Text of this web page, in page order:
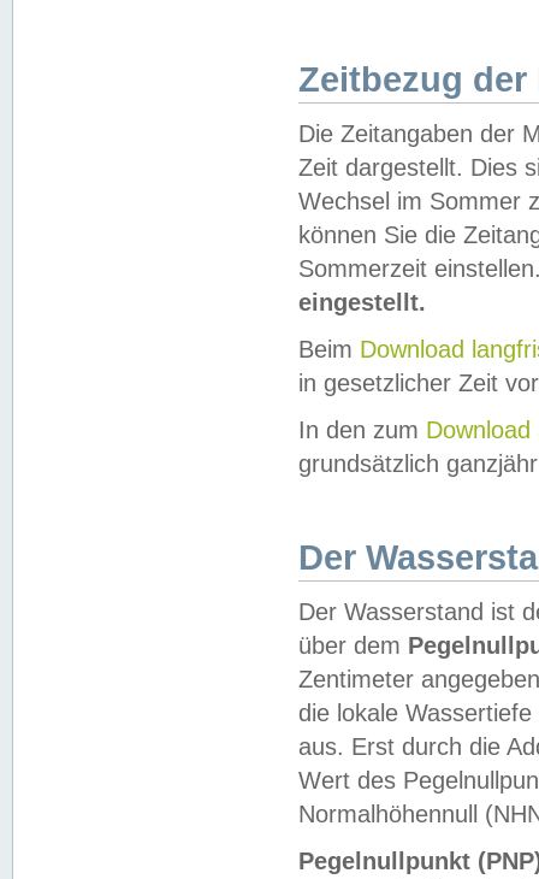
Zeitbezug der
Die Zeitangaben der
Zeit dargestellt. Dies
Wechsel im Sommer
können Sie die
Sommerzeit
eingestellt.
Beim Download
in gesetzlicher Zeit
In den zum Download
grundsätzlich
Der
Der Wasserstand ist
über dem
Zentimeter
die lokale
aus. Erst durch die
Wert des
Normalhöhennull
Pegelnullpunkt